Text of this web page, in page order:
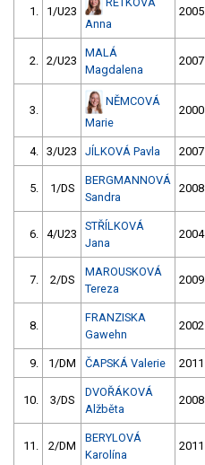
1. 1/U23
Anna
2005
2. 2/U23
MALÁ
Magdalena
2007
3.
NĚMCOVÁ
Marie
2000
4. 3/U23 JÍLKOVÁ Pavla 2007
5. 1/DS
BERGMANNOVÁ
Sandra
2008
6. 4/U23
STŘÍLKOVÁ
Jana
2004
7. 2/DS
MAROUSKOVÁ
Tereza
2009
8.
FRANZISKA
Gawehn
2002
9. 1/DM ČAPSKÁ Valerie 2011
10. 3/DS
DVOŘÁKOVÁ
Alžběta
2008
11. 2/DM
BERYLOVÁ
Karolína
2011